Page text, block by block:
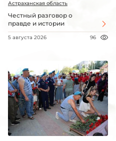
Астраханская область
Честный разговор о
правде и истории
5 августа 2026 96